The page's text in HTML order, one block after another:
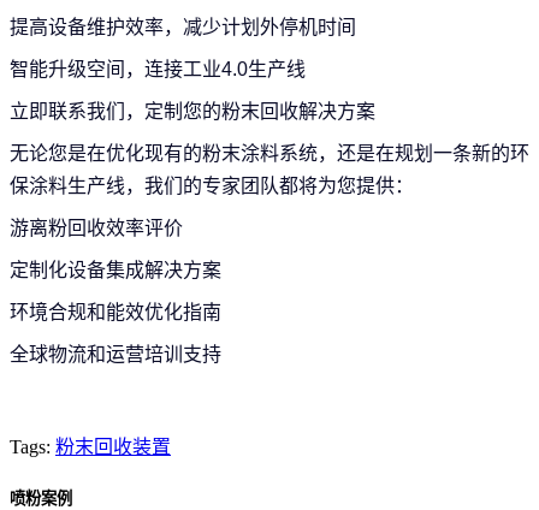
提高设备维护效率，减少计划外停机时间
智能升级空间，连接工业4.0生产线
立即联系我们，定制您的粉末回收解决方案
无论您是在优化现有的粉末涂料系统，还是在规划一条新的环
保涂料生产线，我们的专家团队都将为您提供：
游离粉回收效率评价
定制化设备集成解决方案
环境合规和能效优化指南
全球物流和运营培训支持
Tags: 粉末回收装置
喷粉案例